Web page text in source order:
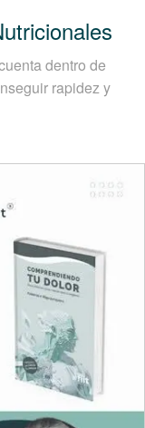
dentro de
rapidez y